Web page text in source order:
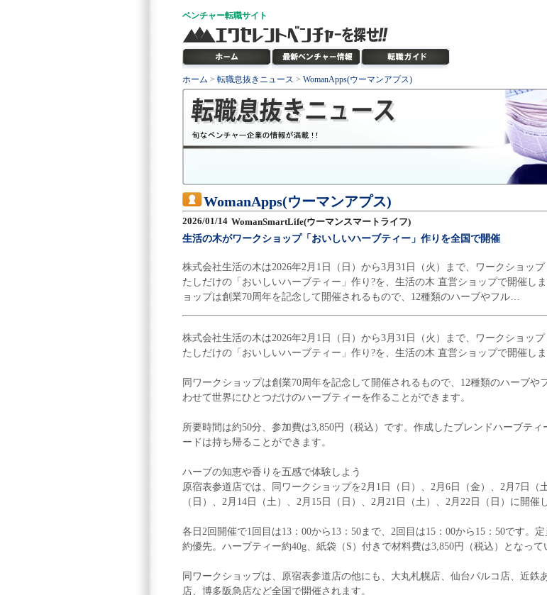
ベンチャー転職サイト
ホーム > 転職息抜きニュース > WomanApps(ウーマンアプス)
WomanApps(ウーマンアプス)
2026/01/14 WomanSmartLife(ウーマンスマートライフ)
生活の木がワークショップ「おいしいハーブティー」作りを全国で開催
株式会社生活の木は2026年2月1日（日）から3月31日（火）まで、ワークショップ
たしだけの「おいしいハーブティー」作り?を、生活の木 直営ショップで開催し
ョップは創業70周年を記念して開催されるもので、12種類のハーブやフル…
株式会社生活の木は2026年2月1日（日）から3月31日（火）まで、ワークショップ
たしだけの「おいしいハーブティー」作り?を、生活の木 直営ショップで開催しま
同ワークショップは創業70周年を記念して開催されるもので、12種類のハーブや
わせて世界にひとつだけのハーブティーを作ることができます。
所要時間は約50分、参加費は3,850円（税込）です。作成したブレンドハーブティ
ードは持ち帰ることができます。
ハーブの知恵や香りを五感で体験しよう
原宿表参道店では、同ワークショップを2月1日（日）、2月6日（金）、2月7日（
（日）、2月14日（土）、2月15日（日）、2月21日（土）、2月22日（日）に開催
各日2回開催で1回目は13：00から13：50まで、2回目は15：00から15：50です。
約優先。ハーブティー約40g、紙袋（S）付きで材料費は3,850円（税込）となって
同ワークショップは、原宿表参道店の他にも、大丸札幌店、仙台パルコ店、近鉄
店、博多阪急店など全国で開催されます。